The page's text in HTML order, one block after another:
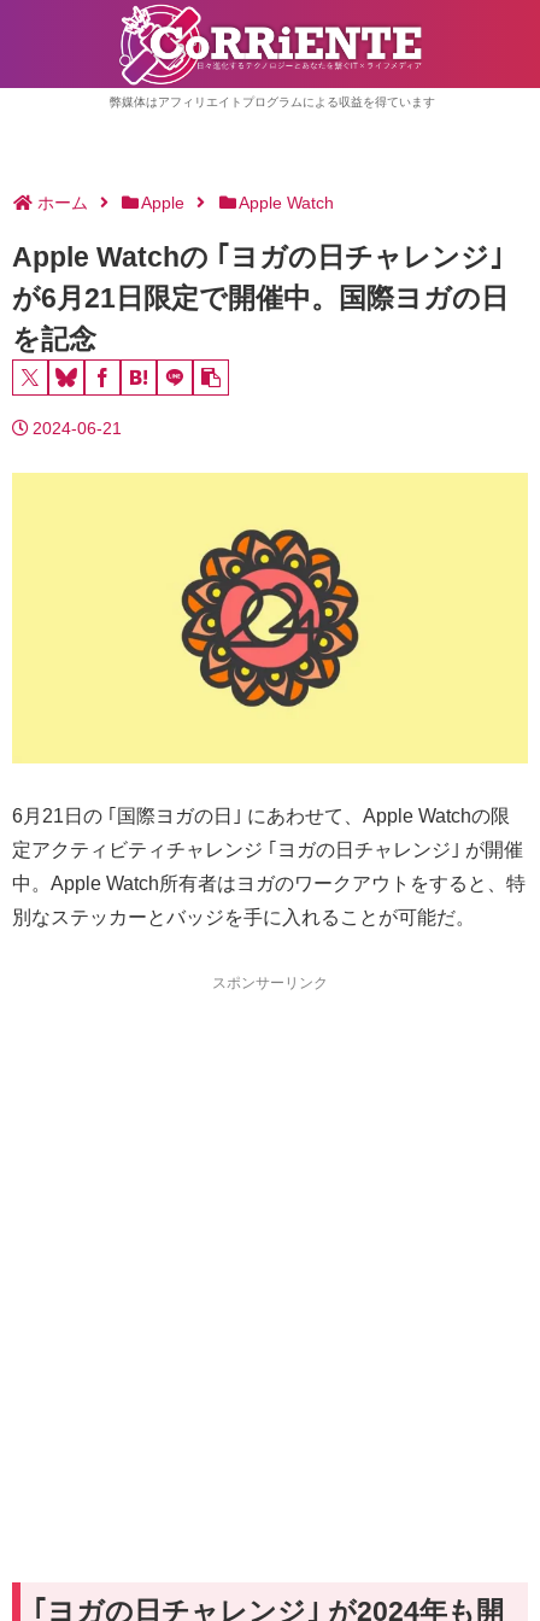
弊媒体はアフィリエイトプログラムによる収益を得ています
ホーム Apple Apple Watch
Apple Watchの ｢ヨガの日チャレンジ｣
が6月21日限定で開催中。国際ヨガの日
を記念
2024-06-21
6月21日の ｢国際ヨガの日｣ にあわせて、Apple Watchの限
定アクティビティチャレンジ ｢ヨガの日チャレンジ｣ が開催
中。Apple Watch所有者はヨガのワークアウトをすると、特
別なステッカーとバッジを手に入れることが可能だ。
スポンサーリンク
｢ヨガの日チャレンジ｣ が2024年も開